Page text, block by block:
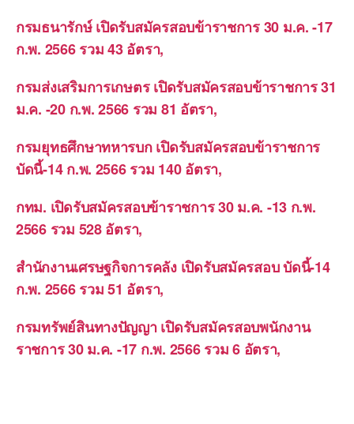
กรมธนารักษ์ เปิดรับสมัครสอบข้าราชการ 30 ม.ค. -17
ก.พ. 2566 รวม 43 อัตรา,
กรมส่งเสริมการเกษตร เปิดรับสมัครสอบข้าราชการ 31
ม.ค. -20 ก.พ. 2566 รวม 81 อัตรา,
กรมยุทธศึกษาทหารบก เปิดรับสมัครสอบข้าราชการ
บัดนี้-14 ก.พ. 2566 รวม 140 อัตรา,
กทม. เปิดรับสมัครสอบข้าราชการ 30 ม.ค. -13 ก.พ.
2566 รวม 528 อัตรา,
สำนักงานเศรษฐกิจการคลัง เปิดรับสมัครสอบ บัดนี้-14
ก.พ. 2566 รวม 51 อัตรา,
กรมทรัพย์สินทางปัญญา เปิดรับสมัครสอบพนักงาน
ราชการ 30 ม.ค. -17 ก.พ. 2566 รวม 6 อัตรา,